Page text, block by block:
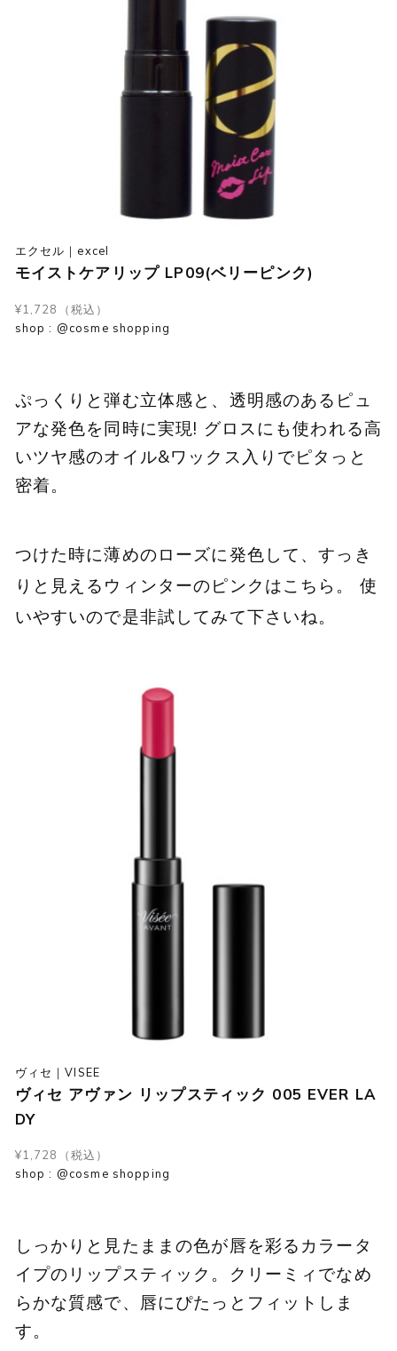
エクセル｜excel
モイストケアリップ LP09(ベリーピンク)
¥1,728（税込）
shop : @cosme shopping
ぷっくりと弾む立体感と、透明感のあるピュ
アな発色を同時に実現! グロスにも使われる高
いツヤ感のオイル&ワックス入りでピタっと
密着。
つけた時に薄めのローズに発色して、すっき
りと見えるウィンターのピンクはこちら。 使
いやすいので是非試してみて下さいね。
ヴィセ｜VISEE
ヴィセ アヴァン リップスティック 005 EVER LA
DY
¥1,728（税込）
shop : @cosme shopping
しっかりと見たままの色が唇を彩るカラータ
イプのリップスティック。クリーミィでなめ
らかな質感で、唇にぴたっとフィットしま
す。